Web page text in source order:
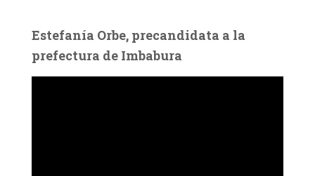
Estefanía Orbe, precandidata a la
prefectura de Imbabura